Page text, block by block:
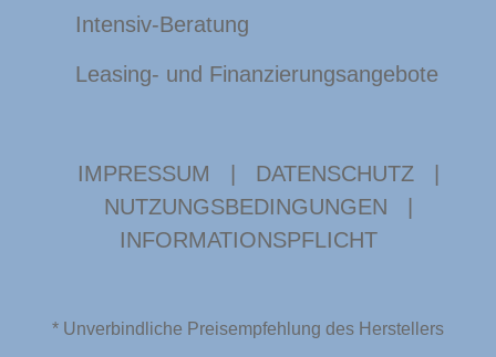
Intensiv-Beratung
Leasing- und Finanzierungsangebote
IMPRESSUM DATENSCHUTZ
NUTZUNGSBEDINGUNGEN
INFORMATIONSPFLICHT
* Unverbindliche Preisempfehlung des Herstellers